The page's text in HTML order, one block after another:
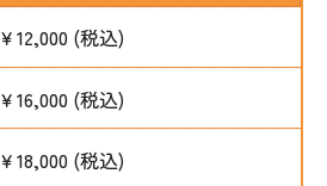
￥12,000 (税込)
￥16,000 (税込)
￥18,000 (税込)